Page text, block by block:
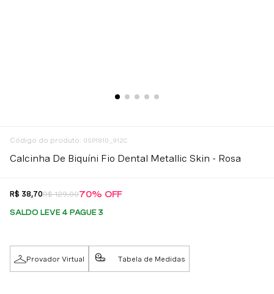
: 0SP1810_912C
Calcinha De Biquíni Fio Dental Metallic Skin - Rosa
R$ 38,70R$ 129,0070% OFF
SALDO LEVE 4 PAGUE 3
Provador Virtual Tabela de Medidas